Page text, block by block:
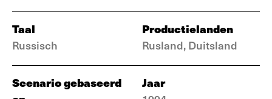
Taal
Russisch
Productielanden
Rusland, Duitsland
Scenario gebaseerd
Jaar